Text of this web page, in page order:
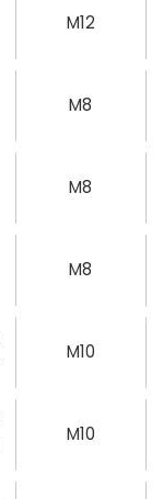
M12
M8
M8
M8
M10
M10